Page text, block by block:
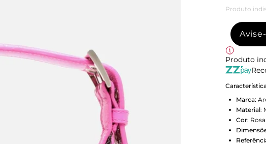
Produto
Produto
Marca:
Material:
Cor: Rosa